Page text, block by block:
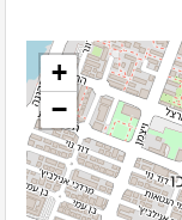
+
−